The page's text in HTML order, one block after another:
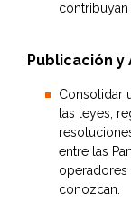
Publicación y
Consolidar
las leyes,
entre las
conozcan.